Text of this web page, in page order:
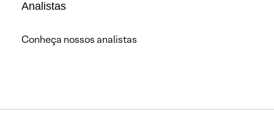
Analistas
Conheça nossos analistas